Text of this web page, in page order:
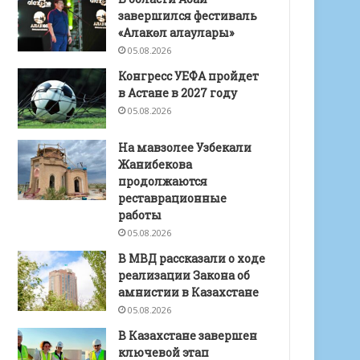
завершился фестиваль
«Алакөл алаулары»
05.08.2026
Конгресс УЕФА пройдет
в Астане в 2027 году
05.08.2026
На мавзолее Узбекали
Жанибекова
продолжаются
реставрационные
работы
05.08.2026
В МВД рассказали о ходе
реализации Закона об
амнистии в Казахстане
05.08.2026
В Казахстане завершен
ключевой этап